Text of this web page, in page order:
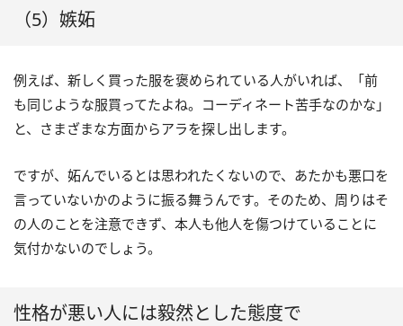
（5）嫉妬
例えば、新しく買った服を褒められている人がいれば、「前
も同じような服買ってたよね。コーディネート苦手なのかな」
と、さまざまな方面からアラを探し出します。
ですが、妬んでいるとは思われたくないので、あたかも悪口を
言っていないかのように振る舞うんです。そのため、周りはそ
の人のことを注意できず、本人も他人を傷つけていることに
気付かないのでしょう。
性格が悪い人には毅然とした態度で